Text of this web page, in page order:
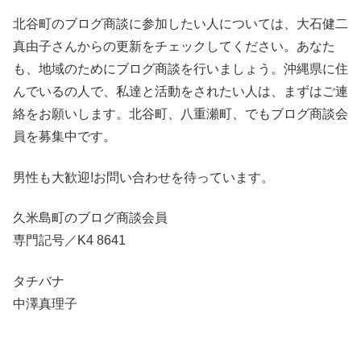
北谷町のブログ商談に参加したい人については、大石健二
真由子さんからの更新をチェックしてください。あなた
も、地域のためにブログ商談を行いましょう。沖縄県に住
んでいるの人で、私達と活動をされたい人は、まずはご連
絡をお願いします。北谷町、八重瀬町、でもブログ商談会
員を募集中です。
男性も大歓迎!お問い合わせを待っています。
久米島町のブログ商談会員
専門記号／K4 8641
タチバナ
中澤真理子